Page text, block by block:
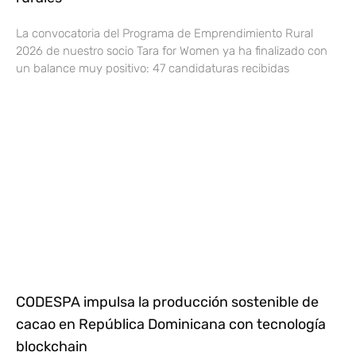
La convocatoria del Programa de Emprendimiento Rural
2026 de nuestro socio Tara for Women ya ha finalizado con
un balance muy positivo: 47 candidaturas recibidas
CODESPA impulsa la producción sostenible de
cacao en República Dominicana con tecnología
blockchain